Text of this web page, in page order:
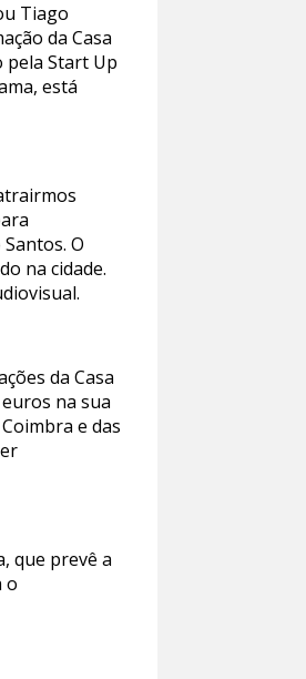
Tiago
da Casa
pela Start Up
está
O
na cidade.
da Casa
na sua
e das
que prevê a
o